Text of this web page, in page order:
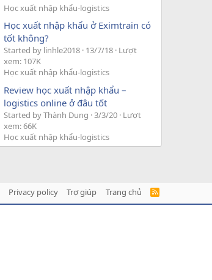
Học xuất nhập khẩu-logistics
Học xuất nhập khẩu ở Eximtrain có
tốt không?
Started by linhle2018 13/7/18 Lượt
xem: 107K
Học xuất nhập khẩu-logistics
Review học xuất nhập khẩu –
logistics online ở đâu tốt
Started by Thành Dung 3/3/20 Lượt
xem: 66K
Học xuất nhập khẩu-logistics
Privacy policy Trợ giúp Trang chủ
R